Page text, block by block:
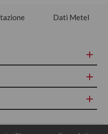
Dati Metel